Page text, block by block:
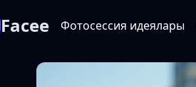
Facee Фотосессия идеялары